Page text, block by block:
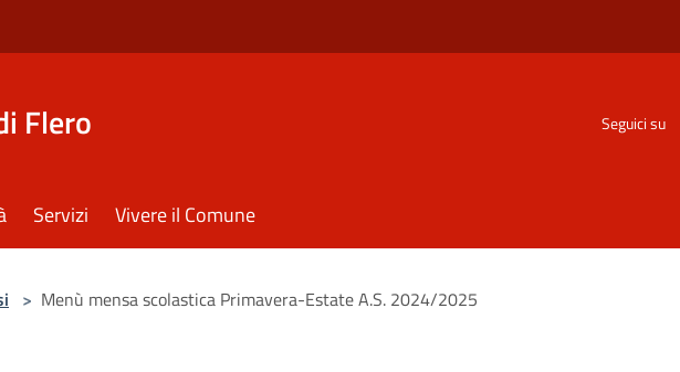
Flero Seguici su
Servizi Vivere il Comune
> Menù mensa scolastica Primavera-Estate A.S. 2024/2025